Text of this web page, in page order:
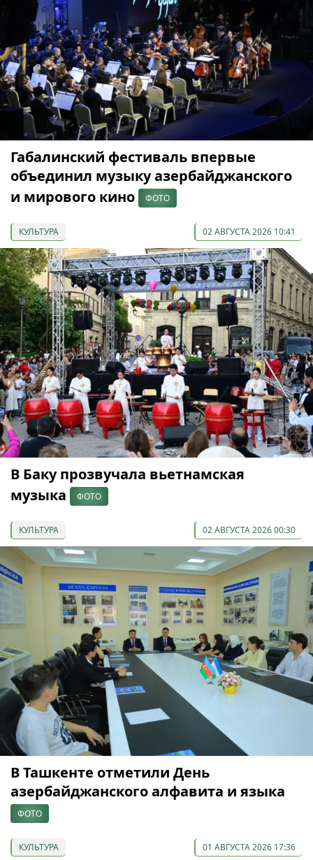
Габалинский фестиваль впервые
объединил музыку азербайджанского
и мирового кино
ФОТО
КУЛЬТУРА 02 АВГУСТА 2026 10:41
В Баку прозвучала вьетнамская
музыка
ФОТО
КУЛЬТУРА 02 АВГУСТА 2026 00:30
В Ташкенте отметили День
азербайджанского алфавита и языка
ФОТО
КУЛЬТУРА 01 АВГУСТА 2026 17:36